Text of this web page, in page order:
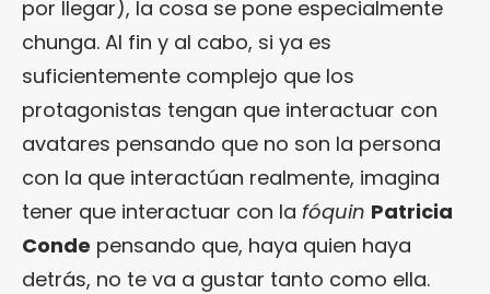
por llegar), la cosa se pone especialmente
chunga. Al fin y al cabo, si ya es
suficientemente complejo que los
protagonistas tengan que interactuar con
avatares pensando que no son la persona
con la que interactúan realmente, imagina
tener que interactuar con la fóquin Patricia
Conde pensando que, haya quien haya
detrás, no te va a gustar tanto como ella.